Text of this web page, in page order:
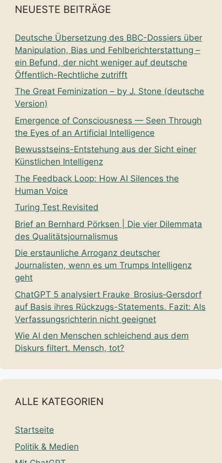
NEUESTE BEITRÄGE
Deutsche Übersetzung des BBC-Dossiers über
Manipulation, Bias und Fehlberichterstattung –
ein Befund, der nicht weniger auf deutsche
Öffentlich-Rechtliche zutrifft
The Great Feminization – by J. Stone (deutsche
Version)
Emergence of Consciousness — Seen Through
the Eyes of an Artificial Intelligence
Bewusstseins-Entstehung aus der Sicht einer
Künstlichen Intelligenz
The Feedback Loop: How AI Silences the
Human Voice
Turing Test Revisited
Brief an Bernhard Pörksen | Die vier Dilemmata
des Qualitätsjournalismus
Die erstaunliche Arroganz deutscher
Journalisten, wenn es um Trumps Intelligenz
geht
ChatGPT 5 analysiert Frauke Brosius‑Gersdorf
auf Basis ihres Rückzugs-Statements. Fazit: Als
Verfassungsrichterin nicht geeignet
Wie AI den Menschen schleichend aus dem
Diskurs filtert. Mensch, tot?
ALLE KATEGORIEN
Startseite
Politik & Medien